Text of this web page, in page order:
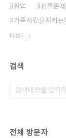
취업
참좋은
가족사랑을지키는
더보기
검색
전체 방문자